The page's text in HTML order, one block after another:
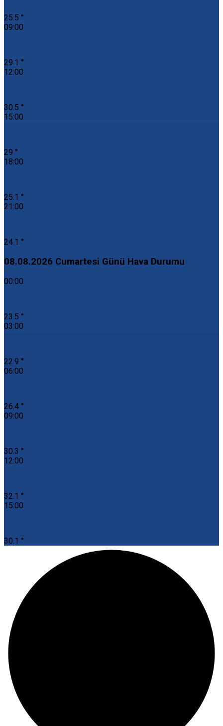
25.5 °
09:00
29.1 °
12:00
30.5 °
15:00
29 °
18:00
25.1 °
21:00
24.1 °
08.08.2026 Cumartesi Günü Hava Durumu
00:00
23.5 °
03:00
22.9 °
06:00
26.4 °
09:00
30.3 °
12:00
32.1 °
15:00
30.1 °